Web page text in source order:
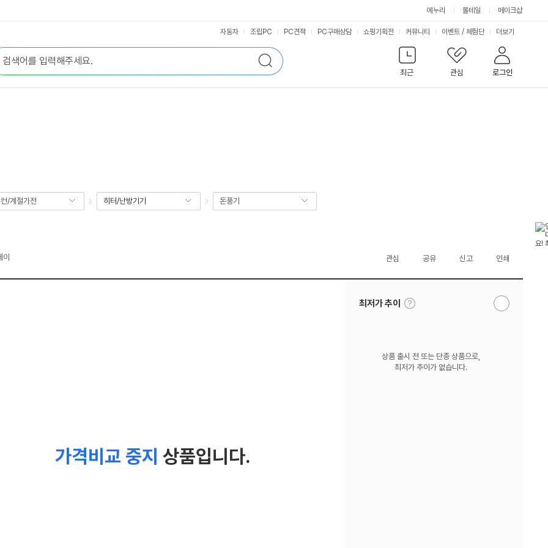
에누리 몰테일 메이크샵
검
색
최근
관심 로그인
자동차 조립PC PC견적 PC구매상담 쇼핑기획전 커뮤니티 이벤트 / 체험단 서
비
스
더보기
/계절가전 히터/난방기기 돈풍기
관심 공유 신고 인쇄
가격비교 중지 상품입니다.
최저가 추이
툴
팁
알
상품 출시 전 또는 단종 상품으로,
최저가 추이가 없습니다.